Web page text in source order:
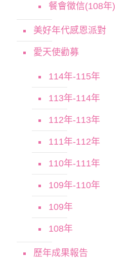
餐會徵信(108年)
美好年代感恩派對
愛天使勸募
114年-115年
113年-114年
112年-113年
111年-112年
110年-111年
109年-110年
109年
108年
歷年成果報告